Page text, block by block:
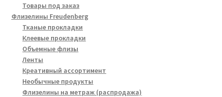
Товары под заказ
Флизелины Freudenberg
Тканые прокладки
Клеевые прокладки
Объемные флизы
Ленты
Креативный ассортимент
Необычные продукты
Флизелины на метраж (распродажа)